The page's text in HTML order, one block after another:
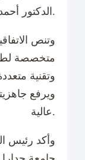
الدكتور أحمد توفيق الردايدة.
وتنص
متخصصة
وتقنية
ويرفع
عالية.
وأكد رئيس